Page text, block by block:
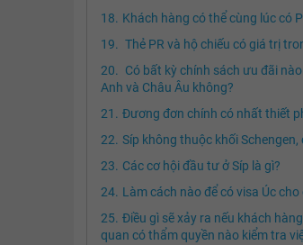
Khách hàng có thể cùng lúc có
Thẻ PR và hộ chiếu có giá trị
Có bất kỳ chính sách ưu đãi
Anh và Châu Âu không?
Đương đơn chính có nhất thiết
Síp không thuộc khối
Các cơ hội đầu tư ở Síp là gì?
Làm cách nào để có visa Úc
Điều gì sẽ xảy ra nếu khách
quan có thẩm quyền nào kiểm tra